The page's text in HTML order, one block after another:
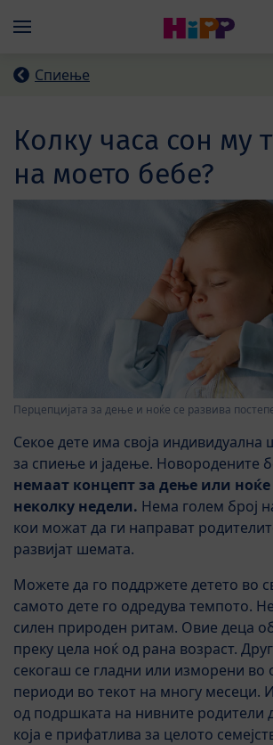
Menü
Спиење
Колку часa сон му
на моето бебе?
Перцепцијата за дење и ноќе се развива
Секое дете има своја
за спиење и јадење. Новородените
немаат концепт за дење или
неколку недели. Нема голем број
кои можат да ги направат
развијат шемата.
Можете да го поддржете детето во
самото дете го одредува темпото.
силен природен ритам. Овие деца
преку цела ноќ од рана возраст.
секогаш се гладни или изморени во
периоди во текот на многу месеци.
од подршката на нивните родители
која е прифатлива за целото